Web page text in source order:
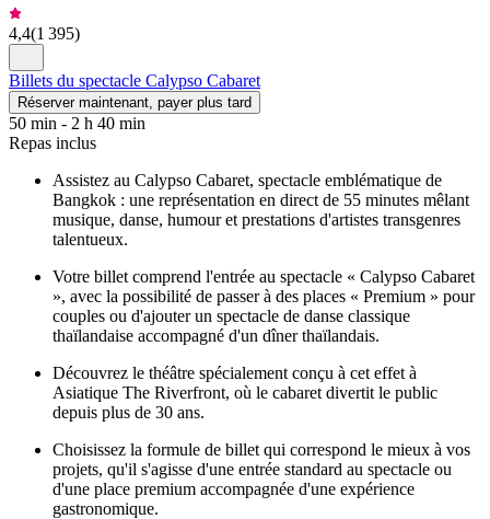
4,4(1 395)
Billets du spectacle Calypso Cabaret
Réserver maintenant, payer plus tard
50 min - 2 h 40 min
Repas inclus
Assistez au Calypso Cabaret, spectacle emblématique de
Bangkok : une représentation en direct de 55 minutes mêlant
musique, danse, humour et prestations d'artistes transgenres
talentueux.
Votre billet comprend l'entrée au spectacle « Calypso Cabaret
», avec la possibilité de passer à des places « Premium » pour
couples ou d'ajouter un spectacle de danse classique
thaïlandaise accompagné d'un dîner thaïlandais.
Découvrez le théâtre spécialement conçu à cet effet à
Asiatique The Riverfront, où le cabaret divertit le public
depuis plus de 30 ans.
Choisissez la formule de billet qui correspond le mieux à vos
projets, qu'il s'agisse d'une entrée standard au spectacle ou
d'une place premium accompagnée d'une expérience
gastronomique.